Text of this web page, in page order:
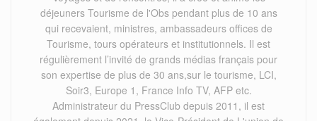
déjeuners Tourisme de l'Obs pendant plus de 10 ans
qui recevaient, ministres, ambassadeurs offices de
Tourisme, tours opérateurs et institutionnels. Il est
régulièrement l’invité de grands médias français pour
son expertise de plus de 30 ans,sur le tourisme, LCI,
Soir3, Europe 1, France Info TV, AFP etc.
Administrateur du PressClub depuis 2011, il est